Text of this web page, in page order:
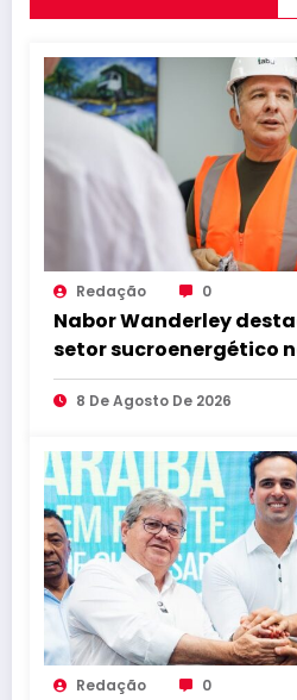
Redação 0
Nabor Wanderley
setor sucroenergético
da Paraíba durante
Tabu
8 De Agosto De 2026
Redação 0